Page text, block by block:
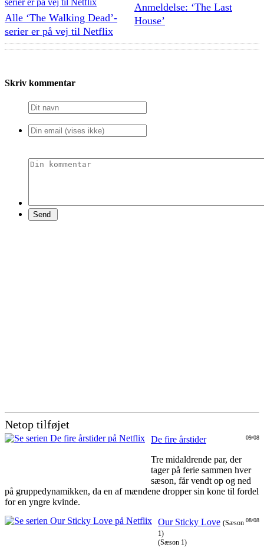
Alle ‘The Walking Dead’-
serier er på vej til Netflix
Anmeldelse: ‘The Last
House’
Skriv kommentar
Netop tilføjet
09/08
De fire årstider
Tre midaldrende par, der
tager på ferie sammen hver
sæson, får vendt op og ned
på gruppedynamikken, da en af mændene dropper sin kone til fordel
for en yngre kvinde.
08/08
Our Sticky Love (Sæson
1)
(Sæson 1)